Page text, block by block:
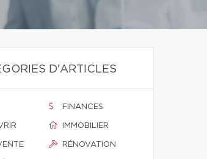
D'ARTICLES
FINANCES
IMMOBILIER
RÉNOVATION